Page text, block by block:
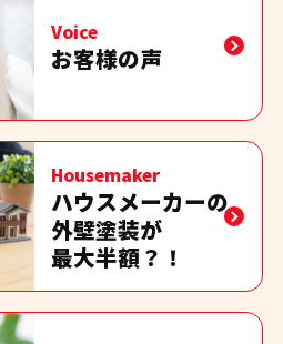
Voice
お客様の声
Housemaker
ハウスメーカーの
外壁塗装が
最大半額？！